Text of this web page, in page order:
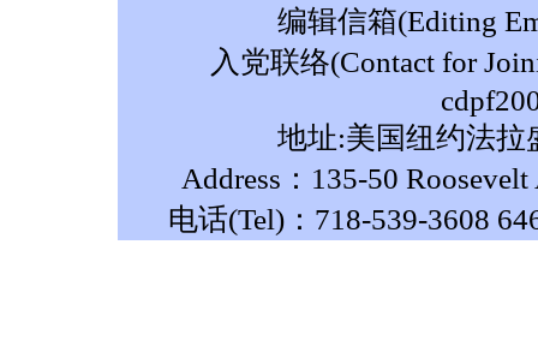
编辑信箱(Editing
入党联络(Contact for
地址:美国纽约法拉
Address：135-50
电话(Tel)：718-539-3608